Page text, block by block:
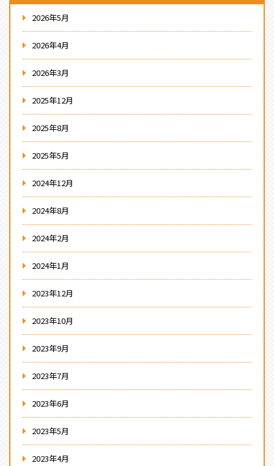
2026年5月
2026年4月
2026年3月
2025年12月
2025年8月
2025年5月
2024年12月
2024年8月
2024年2月
2024年1月
2023年12月
2023年10月
2023年9月
2023年7月
2023年6月
2023年5月
2023年4月